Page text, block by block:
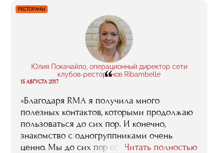
стажировки. Если резюмировать
и говорить о том, оправдались ли мои
ожидания от обучения в RMA, то да —
оправдались. Я получил всё, что хотел».
РЕСТОРАНЫ
Юлия Покачайло, операционный директор сети
клубов-ресторанов Ribambelle
“
15 АВГУСТА 2017
«Благодаря RMA я получила много
полезных контактов, которыми продолжаю
пользоваться до сих пор. И конечно,
знакомство с одногруппниками очень
ценно. Мы до сих пор общаемся,Читать полностью